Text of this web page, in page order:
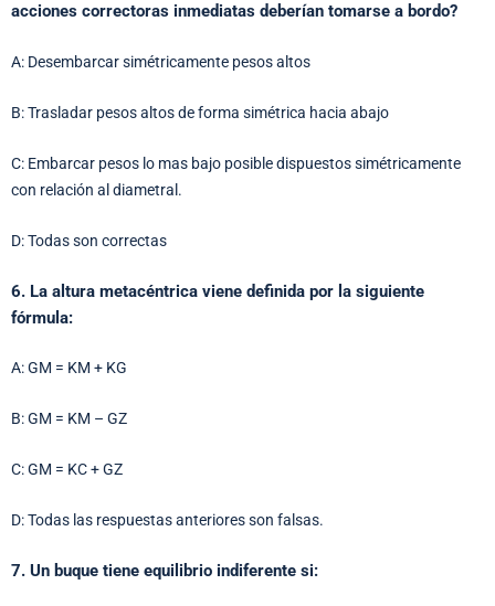
acciones correctoras inmediatas deberían tomarse a bordo?
A: Desembarcar simétricamente pesos altos
B: Trasladar pesos altos de forma simétrica hacia abajo
C: Embarcar pesos lo mas bajo posible dispuestos simétricamente
con relación al diametral.
D: Todas son correctas
6. La altura metacéntrica viene definida por la siguiente
fórmula:
A: GM = KM + KG
B: GM = KM – GZ
C: GM = KC + GZ
D: Todas las respuestas anteriores son falsas.
7. Un buque tiene equilibrio indiferente si: